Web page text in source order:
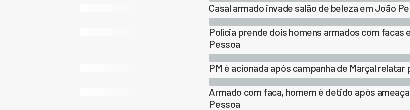
Casal armado invade salão de beleza em João
Polícia prende dois homens armados com
Pessoa
PM é acionada após campanha de Marçal
Armado com faca, homem é detido após
Pessoa